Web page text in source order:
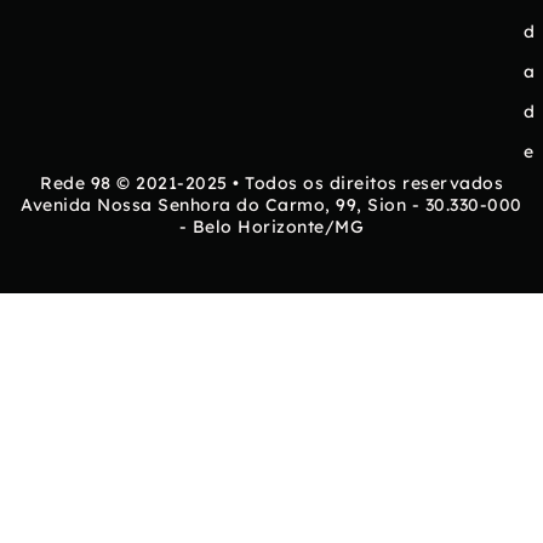
d
a
d
e
Rede 98 © 2021-2025 • Todos os direitos reservados
Avenida Nossa Senhora do Carmo, 99, Sion - 30.330-000
- Belo Horizonte/MG